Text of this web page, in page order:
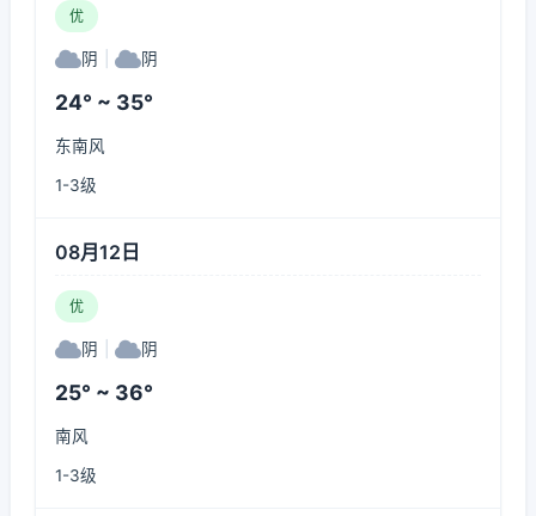
优
阴 阴
24° ~ 35°
东南风
1-3级
08月12日
优
阴 阴
25° ~ 36°
南风
1-3级